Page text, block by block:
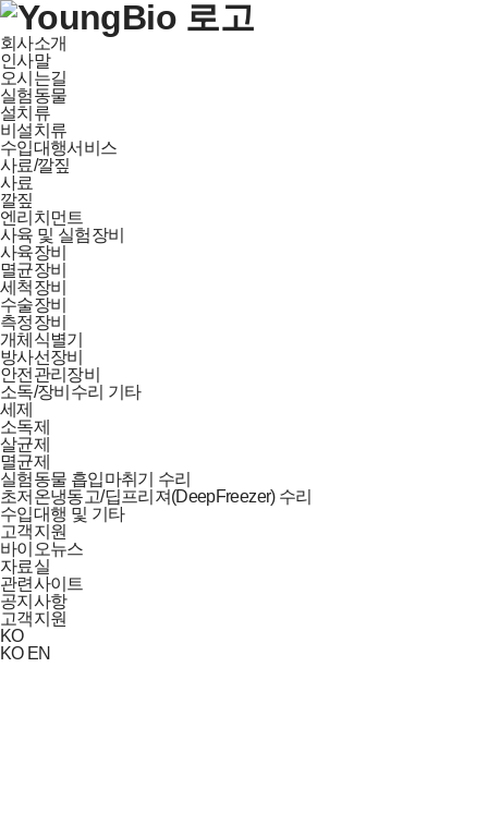
회사소개
인사말
오시는길
실험동물
설치류
비설치류
수입대행서비스
사료/깔짚
사료
깔짚
엔리치먼트
사육 및 실험장비
사육장비
멸균장비
세척장비
수술장비
측정장비
개체식별기
방사선장비
안전관리장비
소독/장비수리 기타
세제
소독제
살균제
멸균제
실험동물 흡입마취기 수리
초저온냉동고/딥프리져(DeepFreezer) 수리
수입대행 및 기타
고객지원
바이오뉴스
자료실
관련사이트
공지사항
고객지원
KO
KO EN